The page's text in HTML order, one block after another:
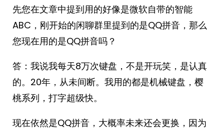
先您在文章中提到用的好像是微软自带的智能
ABC，刚开始的闲聊群里提到的是QQ拼音，那么
您现在用的是QQ拼音吗？
答：我说我每天8万次键盘，不是开玩笑，是认真
的。20年，从未间断。我用的都是机械键盘，樱
桃系列，打字超级快。
现在依然是QQ拼音，大概率未来还会更换，因为